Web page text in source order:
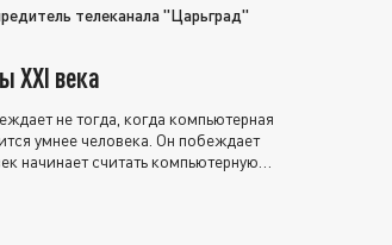
телеканала "Царьград"
XXI века
не тогда, когда компьютерная
умнее человека. Он побеждает
начинает считать компьютерную